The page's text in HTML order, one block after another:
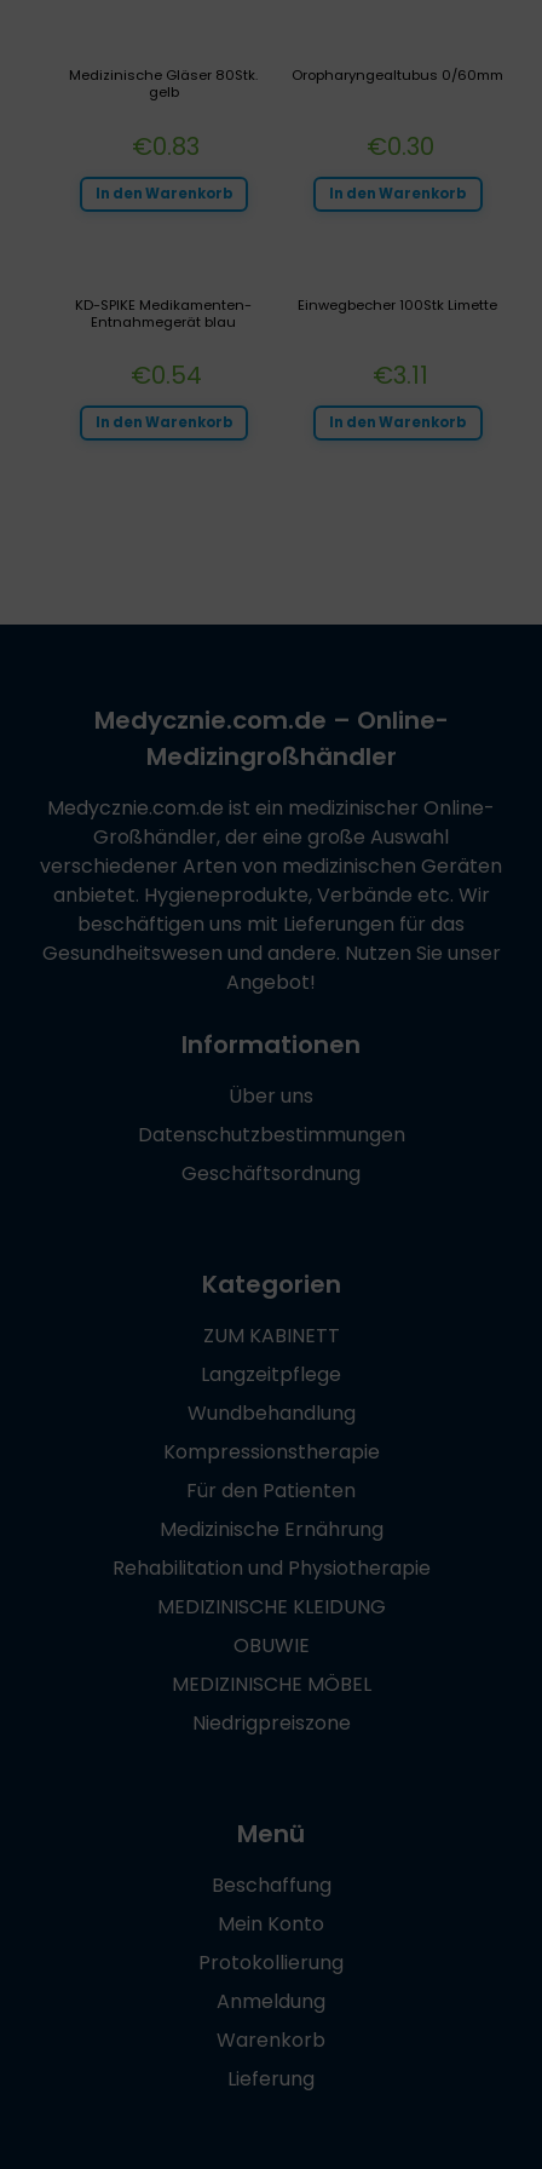
Oropharyngealtubus 0/60mm
€0.30
In den Warenkorb
Medizinische Gläser 80Stk.
gelb
€0.83
In den Warenkorb
Einwegbecher 100Stk Limette
€3.11
In den Warenkorb
KD-SPIKE Medikamenten-
Entnahmegerät blau
€0.54
In den Warenkorb
Medycznie.com.de – Online-
Medizingroßhändler
Medycznie.com.de ist ein medizinischer Online-
Großhändler, der eine große Auswahl
verschiedener Arten von medizinischen Geräten
anbietet. Hygieneprodukte, Verbände etc. Wir
beschäftigen uns mit Lieferungen für das
Gesundheitswesen und andere. Nutzen Sie unser
Angebot!
Informationen
Über uns
Datenschutzbestimmungen
Geschäftsordnung
Kategorien
ZUM KABINETT
Langzeitpflege
Wundbehandlung
Kompressionstherapie
Für den Patienten
Medizinische Ernährung
Rehabilitation und Physiotherapie
MEDIZINISCHE KLEIDUNG
OBUWIE
MEDIZINISCHE MÖBEL
Niedrigpreiszone
Menü
Beschaffung
Mein Konto
Protokollierung
Anmeldung
Warenkorb
Lieferung